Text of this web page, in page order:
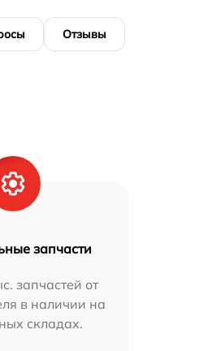
Отзывы
запчасти
запчастей от
в наличии на
складах.